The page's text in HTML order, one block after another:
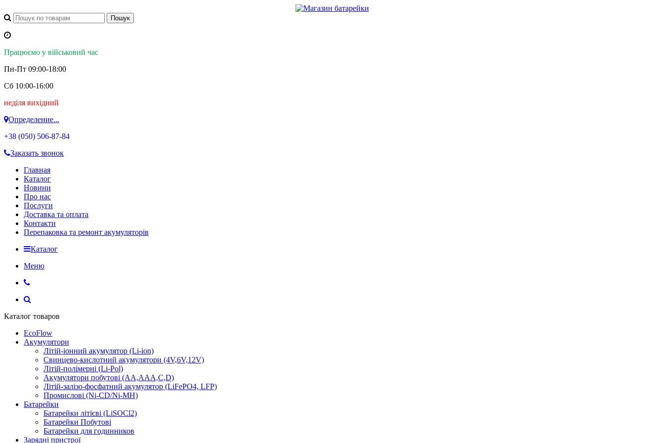
Працюємо у військовий час
Пн-Пт 09:00-18:00
Сб 10:00-16:00
неділя вихідний
Определение...
+38 (050) 506-87-84
Заказать звонок
Главная
Каталог
Новини
Про нас
Послуги
Доставка та оплата
Контакти
Перепаковка та ремонт акумуляторів
Каталог
Меню
Каталог товаров
EcoFlow
Акумулятори
Літій-іонний акумулятор (Li-ion)
Свинцево-кислотний акумулятори (4V,6V,12V)
Літій-полімерні (Li-Pol)
Акумулятори побутові (AA,AAA,C,D)
Літій-залізо-фосфатний акумулятор (LiFePO4, LFP)
Промислові (Ni-CD/Ni-MH)
Батарейки
Батарейки літієві (LiSOCl2)
Батарейки Побутові
Батарейки для годинников
Зарядні пристрої